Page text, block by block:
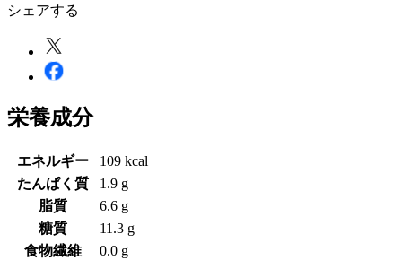
シェアする
栄養成分
エネルギー
109 kcal
たんぱく質
1.9 g
脂質
6.6 g
糖質
11.3 g
食物繊維
0.0 g